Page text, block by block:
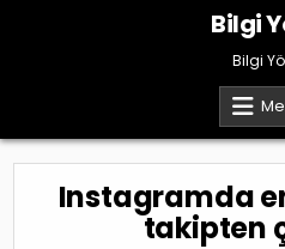
Bilgi
Bilgi
Instagramda
takipten